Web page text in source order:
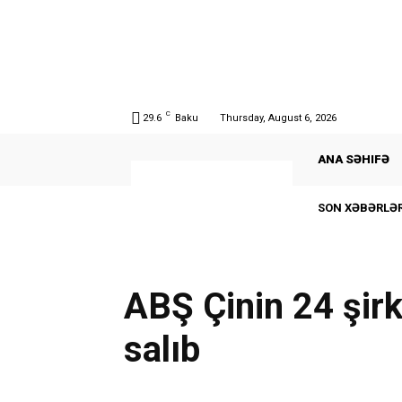
29.6 C Baku Thursday, August 6, 2026
ANA SƏHIFƏ
SON
ABŞ Çinin 24
salıb